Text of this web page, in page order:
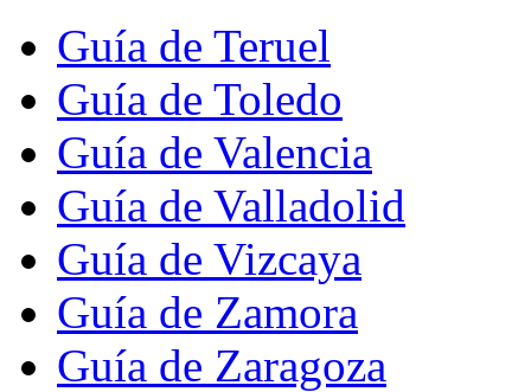
Guía de Teruel
Guía de Toledo
Guía de Valencia
Guía de Valladolid
Guía de Vizcaya
Guía de Zamora
Guía de Zaragoza